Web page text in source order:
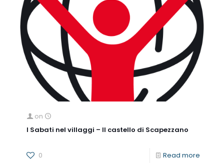
on
I Sabati nel villaggi – Il castello di Scapezzano
0 Read more